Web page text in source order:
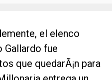
el elenco
Gallardo fue
que quedarÃ¡n para